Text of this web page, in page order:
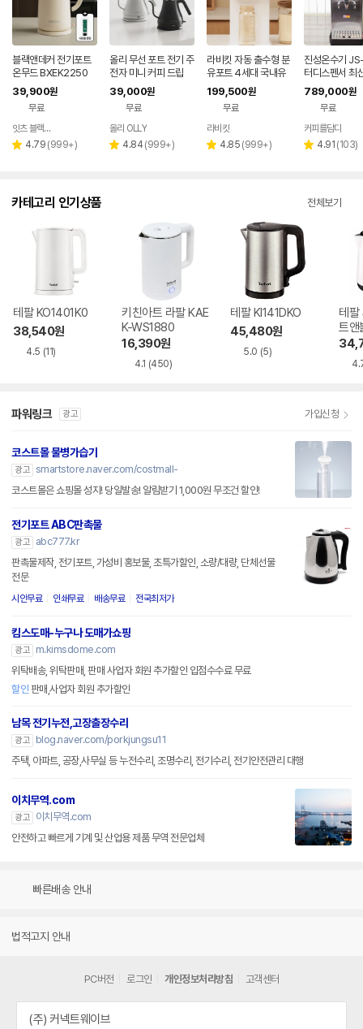
블랙앤데커 전기포트
온무드 BXEK2250
39,900원
무료
페이
잇츠 블랙앤데커
별 4.79 리
(999+)
올리 무선 포트 전기 주
전자 미니 커피 드립
39,000원
무료
페이
올리 OLLY
별 4.84 리
(999+)
라비킷 자동 출수형 분
유포트 4세대 국내유
일 통분리세척 대용량
전기포트 출산선물
199,500원
무료
라비킷
별 4.85 리
(999+)
진성온수기
터디스펜서 최
789,000원
무료
페
커피를담다
별 4.91 리
(103)
카테고리 인기상품 전체보기
테팔 KO1401K0
38,540원
4.5 (11)
키친아트 라팔 KAE
K-WS1880
16,390원
4.1 (450)
테팔 KI141DKO
45,480원
5.0 (5)
테팔
트앤
파워링크 광고 가입신청
코스트몰 물병가습기
광고 smartstore.naver.com/costmall-
코스트몰은 쇼핑몰 성지! 당일발송! 알림받기 1,000원 무조건 할인!
전기포트 ABC판촉물
광고
abc777.kr
판촉물제작, 전기포트, 가성비 홍보물, 초특가할인, 소량/대량, 단체선물
전문
시안무료 인쇄무료 배송무료 전국최저가
킴스도매-누구나 도매가쇼핑
광고
m.kimsdome.com
위탁배송, 위탁판매, 판매 사업자 회원 추가할인 입점수수료 무료
할인 판매,사업자 회원 추가할인
남목 전기누전,고장출장수리
광고
blog.naver.com/porkjungsu11
주택, 아파트, 공장,사무실 등 누전수리, 조명수리, 전기수리, 전기안전관리 대행
이치무역.com
광고
이치무역.com
안전하고 빠르게 기계 및 산업용 제품 무역 전문업체
빠른배송 안내
법적고지 안내
PC버전 로그인 개인정보처리방침 고객센터
(주) 커넥트웨이브